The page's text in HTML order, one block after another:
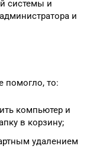
системы и
и
помогло, то:
компьютер и
в корзину;
удалением